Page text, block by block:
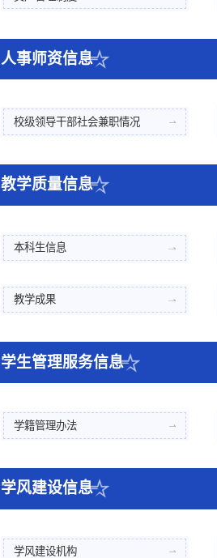
人事师资信息
校级领导干部社会兼职情况
教学质量信息
本科生信息
教学成果
学生管理服务信息
学籍管理办法
学风建设信息
学风建设机构